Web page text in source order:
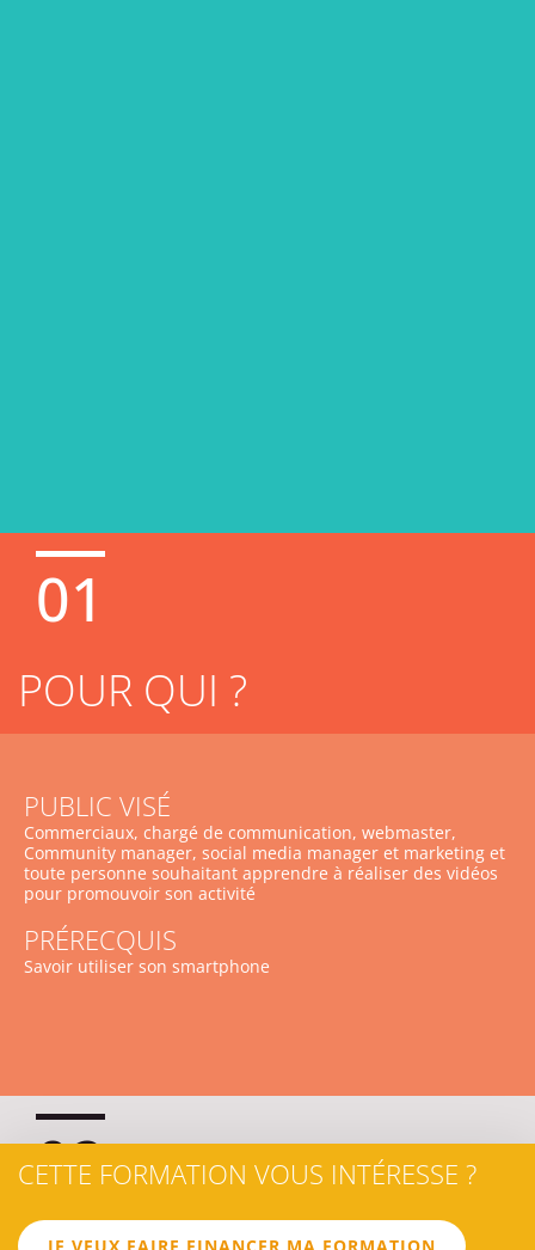
01
POUR QUI ?
PUBLIC VISÉ
Commerciaux, chargé de communication, webmaster,
Community manager, social media manager et marketing et
toute personne souhaitant apprendre à réaliser des vidéos
pour promouvoir son activité
PRÉRECQUIS
Savoir utiliser son smartphone
02
CETTE FORMATION VOUS INTÉRESSE ?